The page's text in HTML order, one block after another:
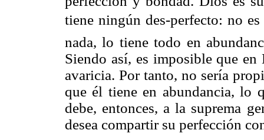
tiene ningún des-perfecto: no
nada, lo tiene todo en
Siendo así, es imposible que
avaricia. Por tanto, no sería
que él tiene en abundancia, lo
debe, entonces, a la suprema
desea compartir su perfección